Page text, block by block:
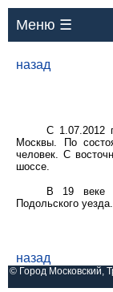
Меню ☰
назад
С 1.07.2012
Москвы. По
человек. С
шоссе.
В 19 веке
Подольского уезда.
назад
© Город Московский,